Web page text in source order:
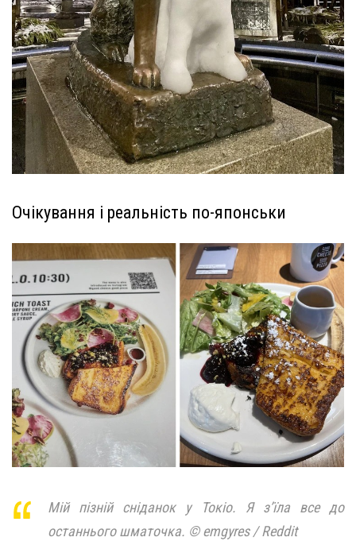
Очікування і реальність по-японськи
Мій пізній сніданок у Токіо. Я з’їла все до
останнього шматочка. © emgyres / Reddit